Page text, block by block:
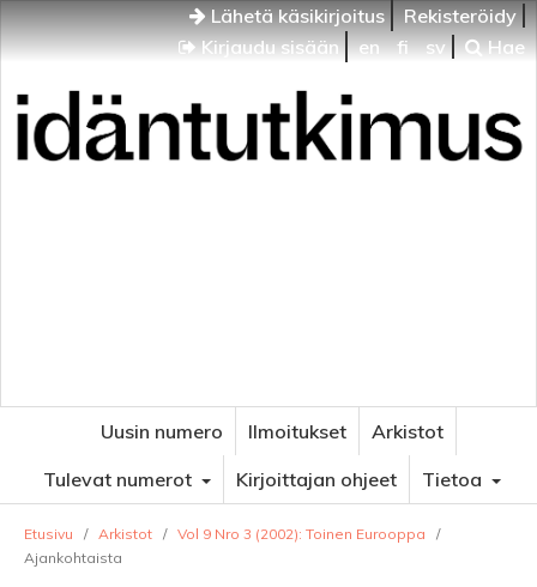
Lähetä käsikirjoitus
Rekisteröidy
Kirjaudu sisään
en fi sv Hae
Uusin numero Ilmoitukset
Arkistot
Tulevat numerot
Kirjoittajan ohjeet Tietoa
Etusivu / Arkistot / Vol 9 Nro 3 (2002): Toinen Eurooppa
/
Ajankohtaista